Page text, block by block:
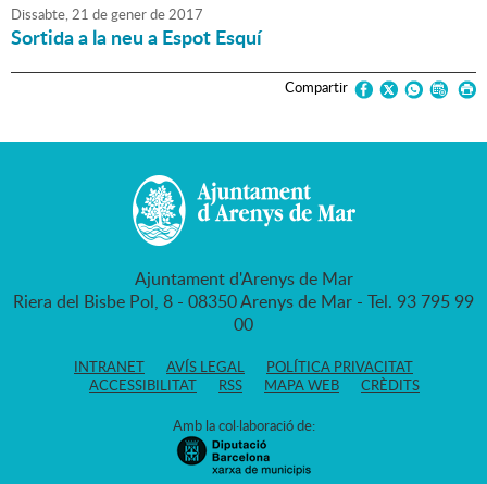
Dissabte,21 degenerde2017
Sortida a la neu a Espot Esquí
Compartir
Ajuntament d'Arenys de Mar
Riera del Bisbe Pol, 8 - 08350 Arenys de Mar - Tel. 93 795 99
00
INTRANET AVÍS LEGAL
POLÍTICA PRIVACITAT
ACCESSIBILITAT
RSS MAPA WEB CRÈDITS
Amb la col·laboració de: